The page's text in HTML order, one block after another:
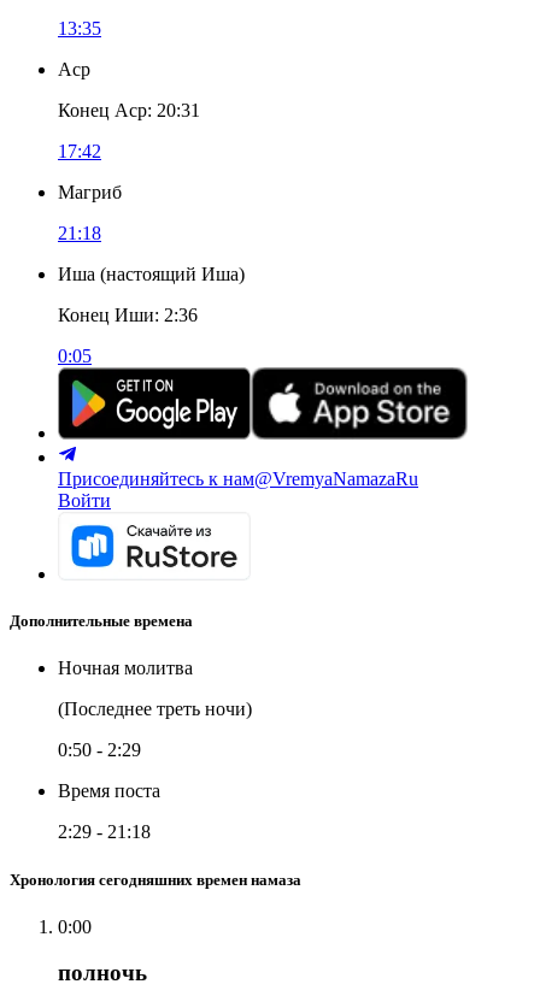
13:35
Аср
Конец Аср: 20:31
17:42
Магриб
21:18
Иша (настоящий Иша)
Конец Иши: 2:36
0:05
Присоединяйтесь к нам@VremyaNamazaRu
Войти
Дополнительные времена
Ночная молитва
(Последнее треть ночи)
0:50 - 2:29
Время поста
2:29 - 21:18
Хронология сегодняшних времен намаза
0:00
полночь